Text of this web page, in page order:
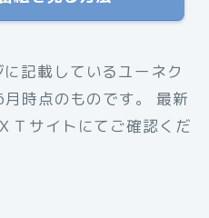
に記載しているユーネク
時点のものです。 最新
Ｔサイトにてご確認くだ